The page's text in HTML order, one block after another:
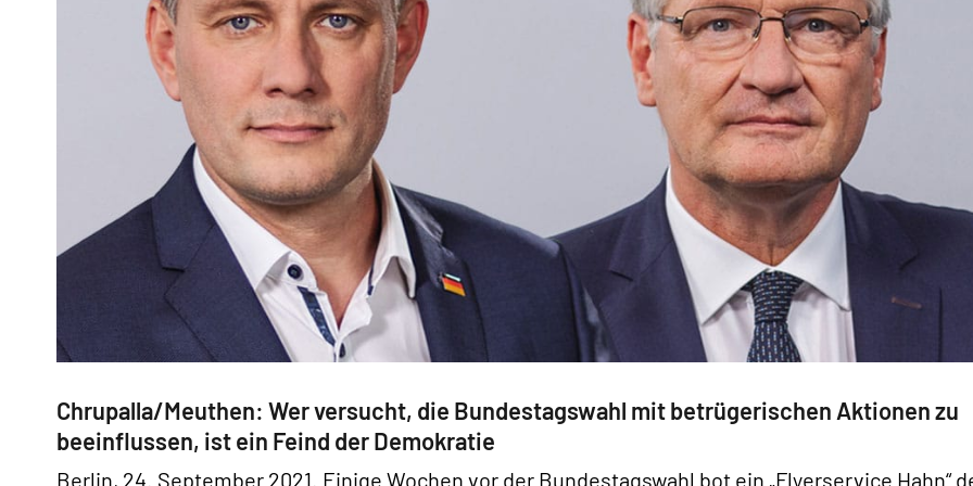
Chrupalla/Meuthen: Wer versucht, die Bundestagswahl mit betrügerischen Aktionen zu
beeinflussen, ist ein Feind der Demokratie
Berlin, 24. September 2021. Einige Wochen vor der Bundestagswahl bot ein „Flyerservice Hahn“